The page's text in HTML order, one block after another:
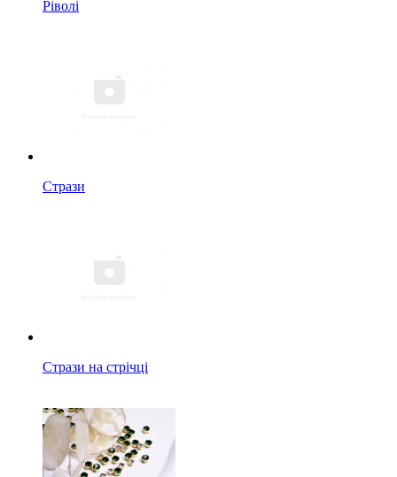
Ріволі
Стрази
Стрази на стрічці